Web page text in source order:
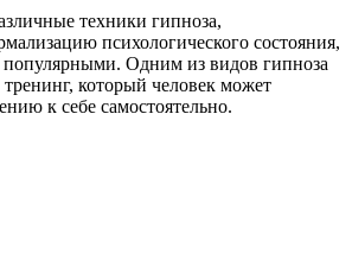
техники гипноза,
психологического состояния,
популярными. Одним из видов гипноза
тренинг, который человек может
к себе самостоятельно.